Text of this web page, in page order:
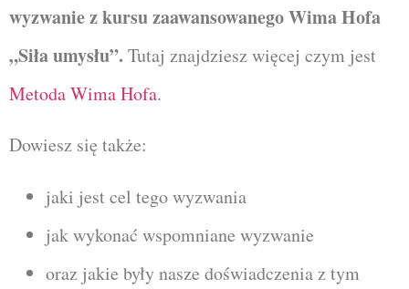
wyzwanie z kursu zaawansowanego Wima Hofa
„Siła umysłu”. Tutaj znajdziesz więcej czym jest
Metoda Wima Hofa.
Dowiesz się także:
jaki jest cel tego wyzwania
jak wykonać wspomniane wyzwanie
oraz jakie były nasze doświadczenia z tym